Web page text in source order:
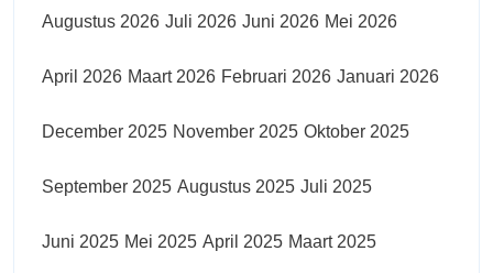
Augustus 2026 Juli 2026 Juni 2026 Mei 2026
April 2026 Maart 2026 Februari 2026 Januari 2026
December 2025 November 2025 Oktober 2025
September 2025 Augustus 2025 Juli 2025
Juni 2025 Mei 2025 April 2025 Maart 2025